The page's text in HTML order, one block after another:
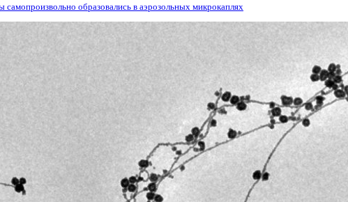
самопроизвольно образовались в аэрозольных микрокаплях